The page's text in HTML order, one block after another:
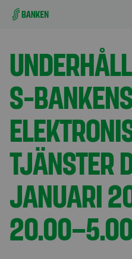
Gå direkt till innehållet
Aktuellt
S-
TJÄNSTER
JANUARI